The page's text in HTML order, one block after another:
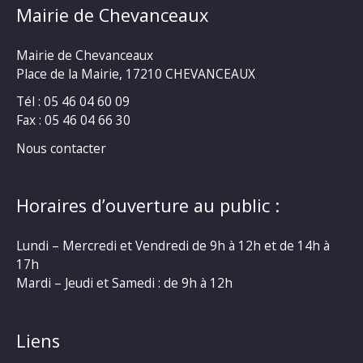
Mairie de Chevanceaux
Mairie de Chevanceaux
Place de la Mairie, 17210 CHEVANCEAUX
Tél : 05 46 04 60 09
Fax : 05 46 04 66 30
Nous contacter
Horaires d’ouverture au public :
Lundi – Mercredi et Vendredi de 9h à 12h et de 14h à
17h
Mardi – Jeudi et Samedi : de 9h à 12h
Liens